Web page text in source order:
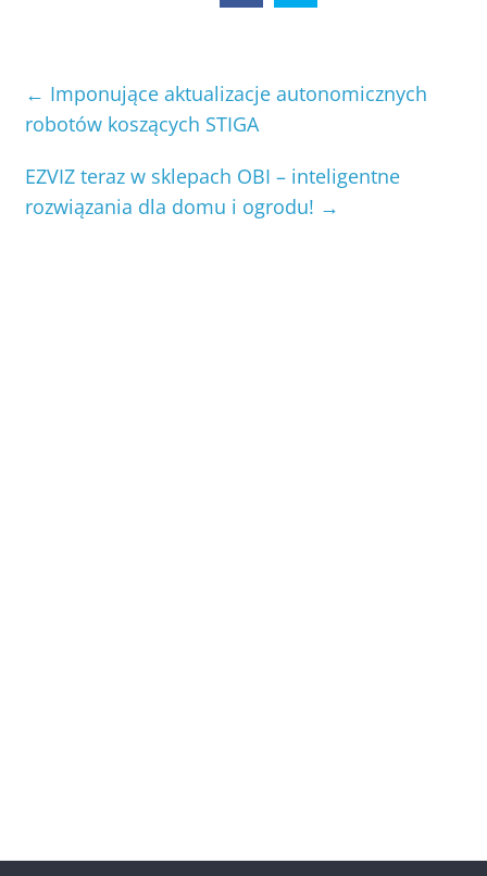
← Imponujące aktualizacje autonomicznych
robotów koszących STIGA
EZVIZ teraz w sklepach OBI – inteligentne
rozwiązania dla domu i ogrodu! →